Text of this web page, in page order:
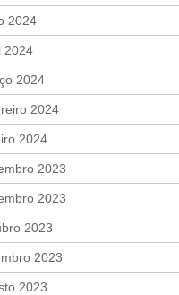
2024
2024
2024
2024
2024
2023
2023
2023
2023
2023